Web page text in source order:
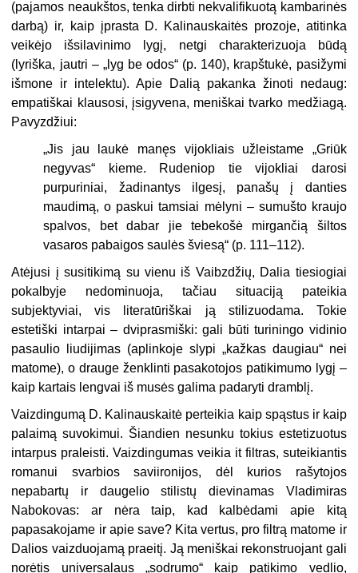
(pajamos neaukštos, tenka dirbti nekvalifikuotą kambarinės
darbą) ir, kaip įprasta D. Kalinauskaitės prozoje, atitinka
veikėjo išsilavinimo lygį, netgi charakterizuoja būdą
(lyriška, jautri – „lyg be odos“ (p. 140), krapštukė, pasižymi
išmone ir intelektu). Apie Dalią pakanka žinoti nedaug:
empatiškai klausosi, įsigyvena, meniškai tvarko medžiagą.
Pavyzdžiui:
„Jis jau laukė manęs vijokliais užleistame „Griūk
negyvas“ kieme. Rudeniop tie vijokliai darosi
purpuriniai, žadinantys ilgesį, panašų į danties
maudimą, o paskui tamsiai mėlyni – sumušto kraujo
spalvos, bet dabar jie tebekošė mirgančią šiltos
vasaros pabaigos saulės šviesą“ (p. 111–112).
Atėjusi į susitikimą su vienu iš Vaibzdžių, Dalia tiesiogiai
pokalbyje nedominuoja, tačiau situaciją pateikia
subjektyviai, vis literatūriškai ją stilizuodama. Tokie
estetiški intarpai – dviprasmiški: gali būti turiningo vidinio
pasaulio liudijimas (aplinkoje slypi „kažkas daugiau“ nei
matome), o drauge ženklinti pasakotojos patikimumo lygį –
kaip kartais lengvai iš musės galima padaryti dramblį.
Vaizdingumą D. Kalinauskaitė perteikia kaip spąstus ir kaip
palaimą suvokimui. Šiandien nesunku tokius estetizuotus
intarpus praleisti. Vaizdingumas veikia it filtras, suteikiantis
romanui svarbios saviironijos, dėl kurios rašytojos
nepabartų ir daugelio stilistų dievinamas Vladimiras
Nabokovas: ar nėra taip, kad kalbėdami apie kitą
papasakojame ir apie save? Kita vertus, pro filtrą matome ir
Dalios vaizduojamą praeitį. Ją meniškai rekonstruojant gali
norėtis universalaus „sodrumo“ kaip patikimo vedlio,